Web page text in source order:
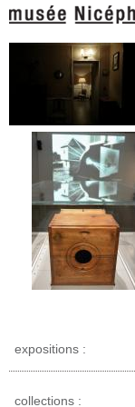
expositions :
collections :